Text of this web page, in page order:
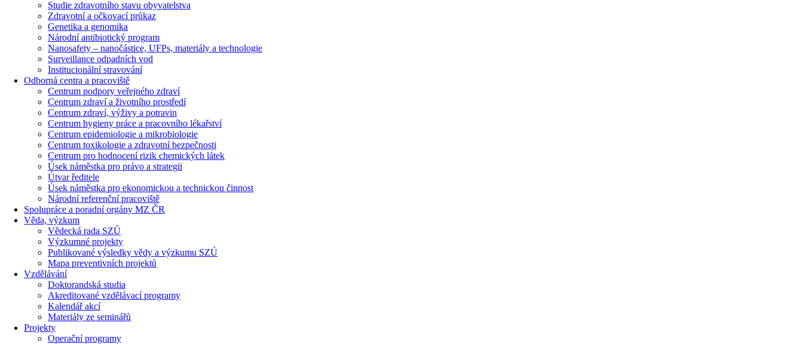
Studie zdravotního stavu obyvatelstva
Zdravotní a očkovací průkaz
Genetika a genomika
Národní antibiotický program
Nanosafety – nanočástice, UFPs, materiály a technologie
Surveillance odpadních vod
Institucionální stravování
Odborná centra a pracoviště
Centrum podpory veřejného zdraví
Centrum zdraví a životního prostředí
Centrum zdraví, výživy a potravin
Centrum hygieny práce a pracovního lékařství
Centrum epidemiologie a mikrobiologie
Centrum toxikologie a zdravotní bezpečnosti
Centrum pro hodnocení rizik chemických látek
Úsek náměstka pro právo a strategii
Útvar ředitele
Úsek náměstka pro ekonomickou a technickou činnost
Národní referenční pracoviště
Spolupráce a poradní orgány MZ ČR
Věda, výzkum
Vědecká rada SZÚ
Výzkumné projekty
Publikované výsledky vědy a výzkumu SZÚ
Mapa preventivních projektů
Vzdělávání
Doktorandská studia
Akreditované vzdělávací programy
Kalendář akcí
Materiály ze seminářů
Projekty
Operační programy